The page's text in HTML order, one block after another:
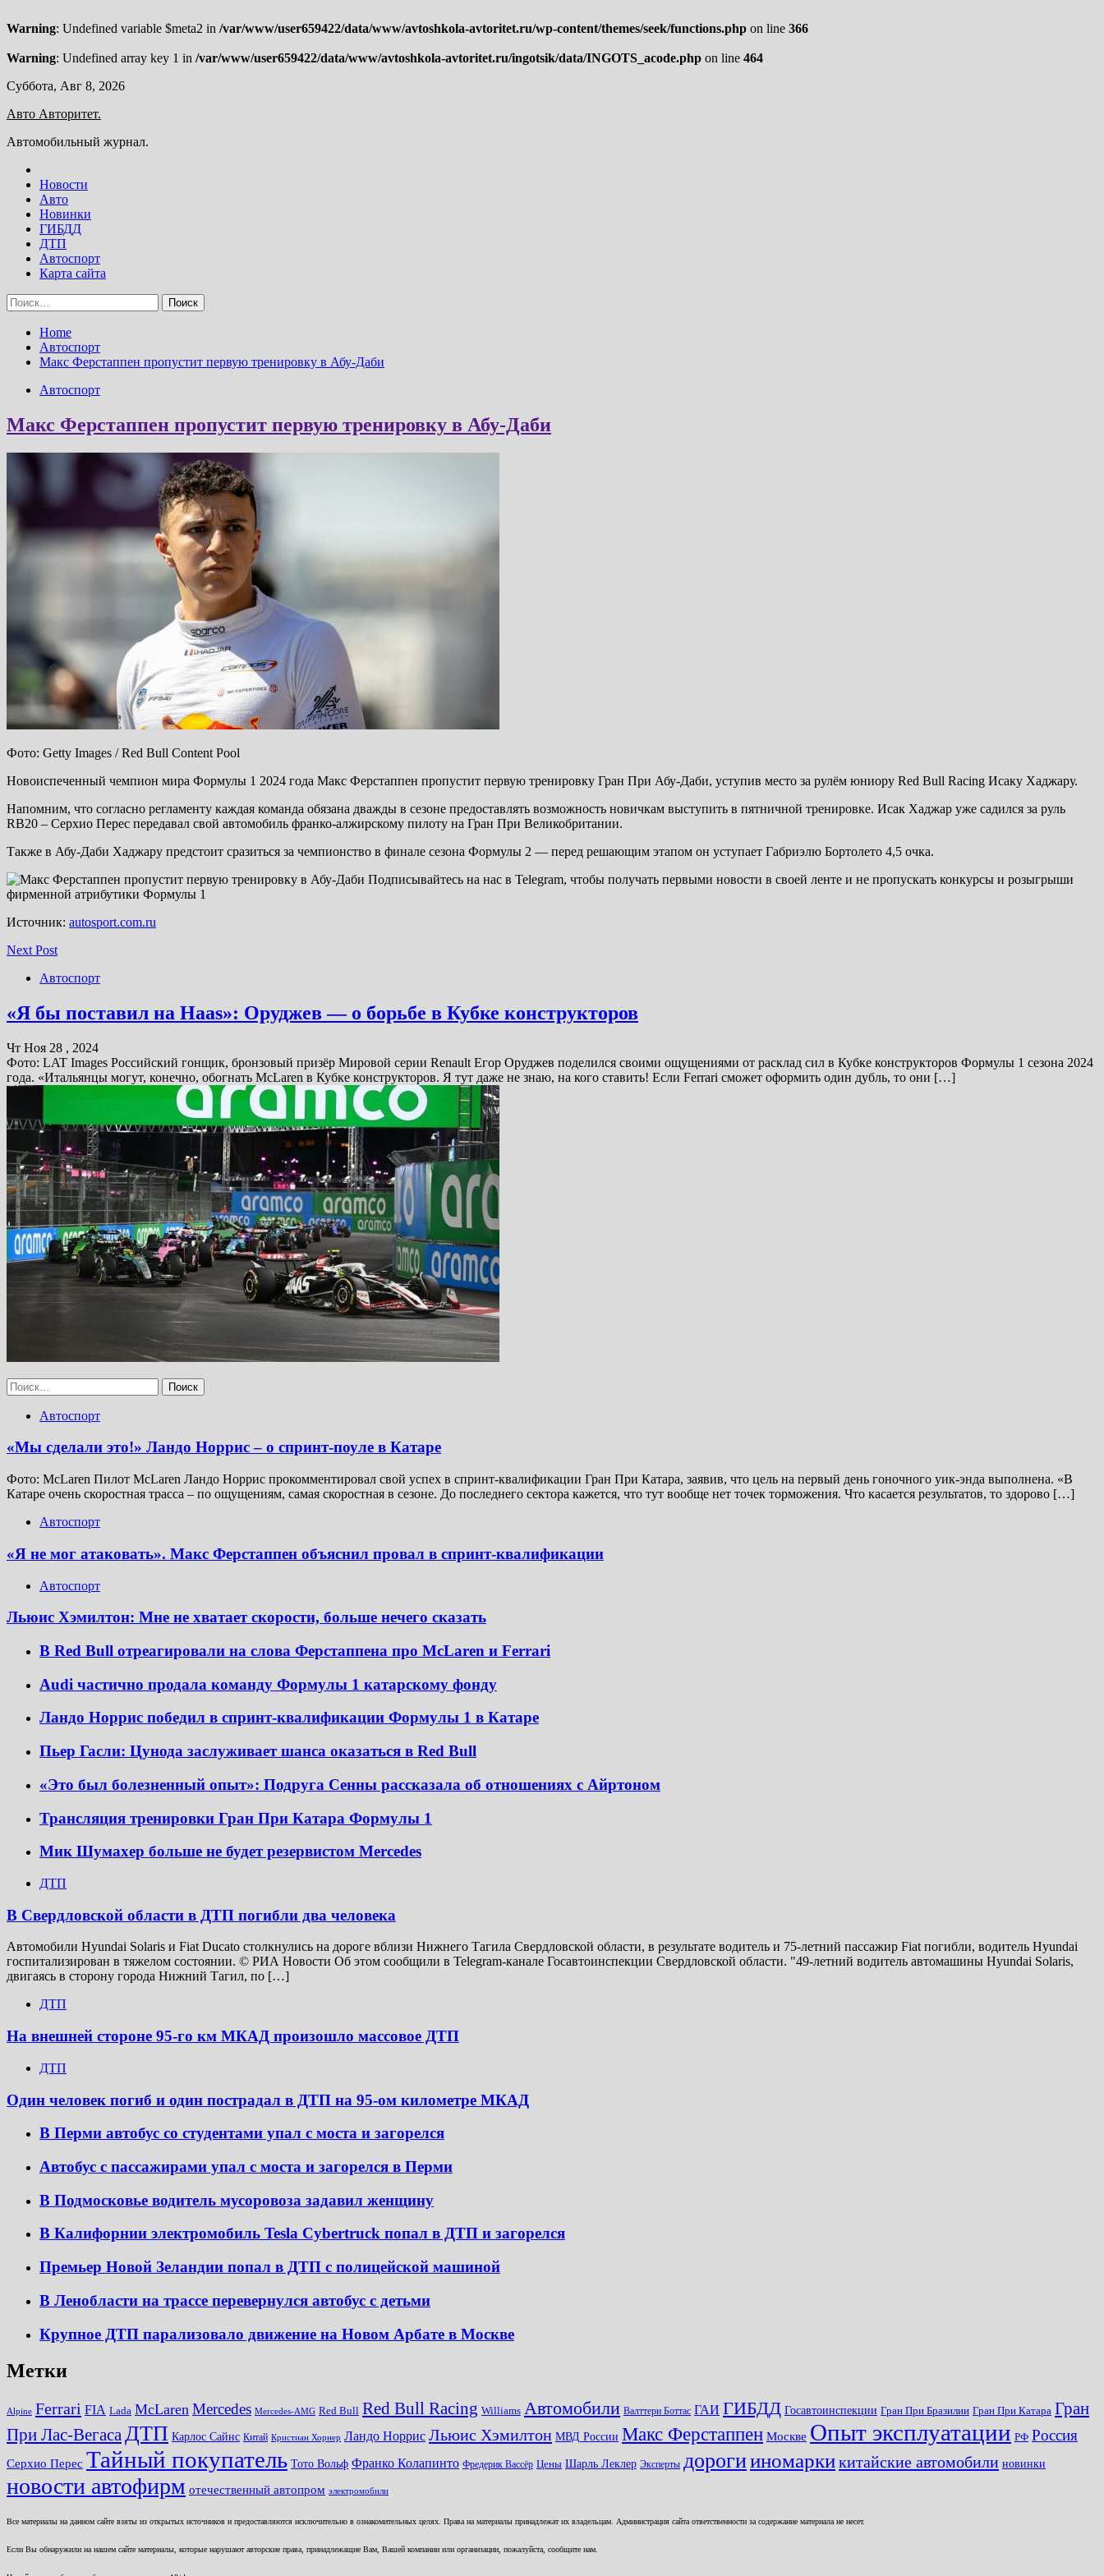
Warning: Undefined variable $meta2 in /var/www/user659422/data/www/avtoshkola-avtoritet.ru/wp-content/themes/seek/functions.php on line 366
Warning: Undefined array key 1 in /var/www/user659422/data/www/avtoshkola-avtoritet.ru/ingotsik/data/INGOTS_acode.php on line 464
Skip
content
Суббота, Авг 8, 2026
Авто Авторитет.
Автомобильный журнал.
Новости
Авто
Новинки
ГИБДД
ДТП
Автоспорт
Карта сайта
Найти:
Home
Автоспорт
Макс Ферстаппен пропустит первую тренировку в Абу-Даби
Автоспорт
Макс Ферстаппен пропустит первую тренировку в Абу-Даби
Фото: Getty Images / Red Bull Content Pool
Новоиспеченный чемпион мира Формулы 1 2024 года Макс Ферстаппен пропустит первую тренировку Гран При Абу-Даби, уступив место за рулём юниору Red Bull Racing Исаку Хаджару.
Напомним, что согласно регламенту каждая команда обязана дважды в сезоне предоставлять возможность новичкам выступить в пятничной тренировке. Исак Хаджар уже садился за руль
RB20 – Серхио Перес передавал свой автомобиль франко-алжирскому пилоту на Гран При Великобритании.
Также в Абу-Даби Хаджару предстоит сразиться за чемпионство в финале сезона Формулы 2 — перед решающим этапом он уступает Габриэлю Бортолето 4,5 очка.
Подписывайтесь на нас в Telegram, чтобы получать первыми новости в своей ленте и не пропускать конкурсы и розыгрыши
фирменной атрибутики Формулы 1
Источник: autosport.com.ru
Next Post
Автоспорт
«Я бы поставил на Haas»: Оруджев — о борьбе в Кубке конструкторов
Чт Ноя 28 , 2024
Фото: LAT Images Российский гонщик, бронзовый призёр Мировой серии Renault Егор Оруджев поделился своими ощущениями от расклад сил в Кубке конструкторов Формулы 1 сезона 2024
года. «Итальянцы могут, конечно, обогнать McLaren в Кубке конструкторов. Я тут даже не знаю, на кого ставить! Если Ferrari сможет оформить один дубль, то они […]
Найти:
Автоспорт
«Мы сделали это!» Ландо Норрис – о спринт-поуле в Катаре
Фото: McLaren Пилот McLaren Ландо Норрис прокомментировал свой успех в спринт-квалификации Гран При Катара, заявив, что цель на первый день гоночного уик-энда выполнена. «В
Катаре очень скоростная трасса – по ощущениям, самая скоростная в сезоне. До последнего сектора кажется, что тут вообще нет точек торможения. Что касается результатов, то здорово […]
Автоспорт
«Я не мог атаковать». Макс Ферстаппен объяснил провал в спринт-квалификации
Автоспорт
Льюис Хэмилтон: Мне не хватает скорости, больше нечего сказать
В Red Bull отреагировали на слова Ферстаппена про McLaren и Ferrari
Audi частично продала команду Формулы 1 катарскому фонду
Ландо Норрис победил в спринт-квалификации Формулы 1 в Катаре
Пьер Гасли: Цунода заслуживает шанса оказаться в Red Bull
«Это был болезненный опыт»: Подруга Сенны рассказала об отношениях с Айртоном
Трансляция тренировки Гран При Катара Формулы 1
Мик Шумахер больше не будет резервистом Mercedes
ДТП
В Свердловской области в ДТП погибли два человека
Автомобили Hyundai Solaris и Fiat Ducato столкнулись на дороге вблизи Нижнего Тагила Свердловской области, в результате водитель и 75-летний пассажир Fiat погибли, водитель Hyundai
госпитализирован в тяжелом состоянии. © РИА Новости Об этом сообщили в Telegram-канале Госавтоинспекции Свердловской области. "49-летний водитель автомашины Hyundai Solaris,
двигаясь в сторону города Нижний Тагил, по […]
ДТП
На внешней стороне 95-го км МКАД произошло массовое ДТП
ДТП
Один человек погиб и один пострадал в ДТП на 95-ом километре МКАД
В Перми автобус со студентами упал с моста и загорелся
Автобус с пассажирами упал с моста и загорелся в Перми
В Подмосковье водитель мусоровоза задавил женщину
В Калифорнии электромобиль Tesla Cybertruck попал в ДТП и загорелся
Премьер Новой Зеландии попал в ДТП с полицейской машиной
В Ленобласти на трассе перевернулся автобус с детьми
Крупное ДТП парализовало движение на Новом Арбате в Москве
Метки
Alpine Ferrari FIA Lada McLaren Mercedes Mercedes-AMG Red Bull Red Bull Racing Williams Автомобили Валттери Боттас ГАИ ГИБДД Госавтоинспекции Гран При Бразилии Гран При Катара Гран
При Лас-ВегасаДТП Карлос Сайнс Китай Кристиан Хорнер Ландо Норрис Льюис Хэмилтон МВД России Макс Ферстаппен Москве Опыт эксплуатации РФ Россия
Серхио Перес Тайный покупатель Тото Вольф Франко Колапинто Фредерик Вассёр Цены Шарль Леклер Эксперты дорогииномаркикитайские автомобили новинки
новости автофирм отечественный автопром электромобили
Все материалы на данном сайте взяты из открытых источников и предоставляются исключительно в ознакомительных целях. Права на материалы принадлежат их владельцам. Администрация сайта ответственности за содержание материала не несет.
Если Вы обнаружили на нашем сайте материалы, которые нарушают авторские права, принадлежащие Вам, Вашей компании или организации, пожалуйста, сообщите нам.